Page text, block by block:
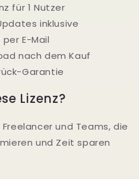
für 1 Nutzer
inklusive
E-Mail
nach dem Kauf
Garantie
Lizenz?
und Teams, die
und Zeit sparen